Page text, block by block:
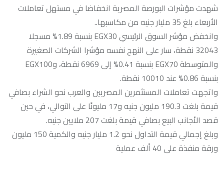
شهدت مؤشرات البورصة المصرية انخفاضا في مستهل تعاملات
الأربعاء بلغ 35 مليار جنيه من مكاسبها..
وانخفض مؤشر السوق الرئيسي EGX30 بنسبة 1.89% مسجلا
32043 نقطة، سار على النهج نفسه مؤشرا الشركات الصغيرة
والمتوسطة EGX70 بنسبة 0.41% إلى 6969 نقطة، وEGX100
بنسبة 0.86% عند 10010 نقطة.
واتجهت تعاملات المستثمرين المصريين والعرب نحو الشراء بصافي
قيمة بلغت 190.3 مليون جنيه و17 مليونًا على التوالي، في حين
قصد الأجانب البيع بصافي قيمة بلغت 207 ملايين جنيه.
وبلغ إجمالي قيمة التداول نحو 1.2 مليار جنيه والكمية 150 مليون
ورقة منفذة على 40 ألف عملية